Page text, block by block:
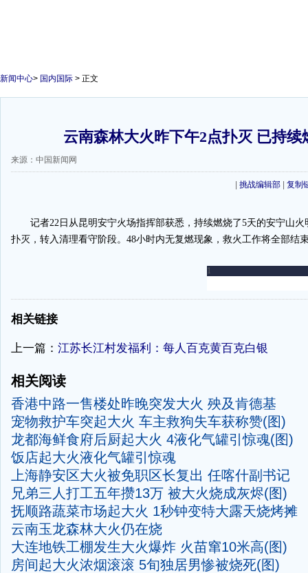
新闻中心> 国内国际 > 正文
云南森林大火昨下午2点扑灭 已持续
来源：中国新闻网
挑战编辑部 复制
记者22日从昆明安宁火场指挥部获悉，持续燃烧了5天的安宁山火
扑灭，转入清理看守阶段。48小时内无复燃现象，救火工作将全部结
-
相关链接
上一篇： 江苏长江村发福利：每人百克黄百克白银
相关阅读
香港中路一售楼处昨晚突发大火 殃及肯德基
宠物救护车突起大火 车主救狗失车获称赞(图)
龙都海鲜食府后厨起大火 4液化气罐引惊魂(图)
饭店起大火液化气罐引惊魂
上海静安区大火被免职区长复出 任喀什副书记
兄弟三人打工五年攒13万 被大火烧成灰烬(图)
抚顺路蔬菜市场起大火 1秒钟变特大露天烧烤摊
云南玉龙森林大火仍在烧
大连地铁工棚发生大火爆炸 火苗窜10米高(图)
房间起大火浓烟滚滚 5旬独居男惨被烧死(图)